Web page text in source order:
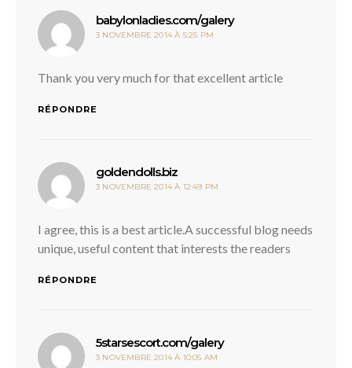
babylonladies.com/galerydit :
3 NOVEMBRE 2014 À 5:25 PM
Thank you very much for that excellent article
RÉPONDRE
goldendolls.biz
3 NOVEMBRE 2014 À 12:49 PM
I agree, this is a best article.A successful blog needs
unique, useful content that interests the readers
RÉPONDRE
5starsescort.com/galerydit :
3 NOVEMBRE 2014 À 10:05 AM